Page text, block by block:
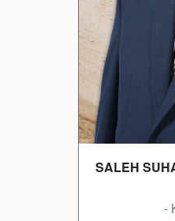
SALEH
-